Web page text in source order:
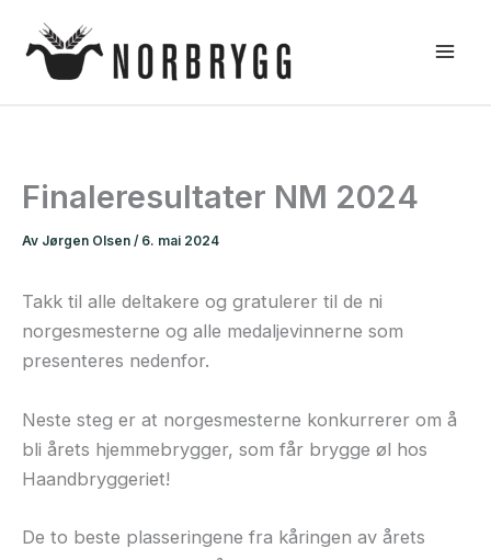
rett
Finaleresultater NM 2024
Av Jørgen Olsen / 6. mai 2024
Takk til alle deltakere og gratulerer til de ni
norgesmesterne og alle medaljevinnerne som
presenteres nedenfor.
Neste steg er at norgesmesterne konkurrerer om å
bli årets hjemmebrygger, som får brygge øl hos
Haandbryggeriet!
De to beste plasseringene fra kåringen av årets